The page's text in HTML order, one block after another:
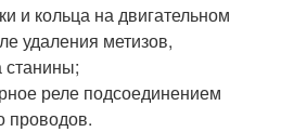
и кольца на двигательном
удаления метизов,
станины;
реле подсоединением
проводов.